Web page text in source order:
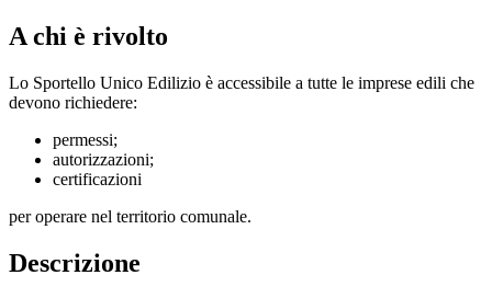
A chi è rivolto
Lo Sportello Unico Edilizio è accessibile a tutte le imprese edili che
devono richiedere:
permessi;
autorizzazioni;
certificazioni
per operare nel territorio comunale.
Descrizione